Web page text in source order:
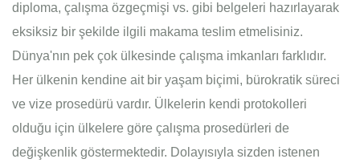
diploma, çalışma özgeçmişi vs. gibi belgeleri hazırlayarak
eksiksiz bir şekilde ilgili makama teslim etmelisiniz.
Dünya'nın pek çok ülkesinde çalışma imkanları farklıdır.
Her ülkenin kendine ait bir yaşam biçimi, bürokratik süreci
ve vize prosedürü vardır. Ülkelerin kendi protokolleri
olduğu için ülkelere göre çalışma prosedürleri de
değişkenlik göstermektedir. Dolayısıyla sizden istenen